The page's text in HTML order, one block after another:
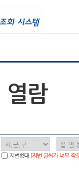
열람
지번확대 [지번 글씨가 너무 작